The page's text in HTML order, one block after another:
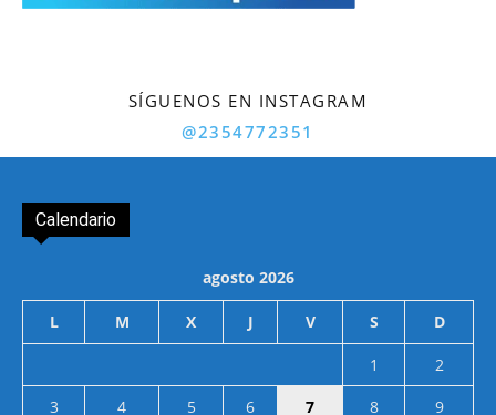
SÍGUENOS EN INSTAGRAM
@2354772351
Calendario
agosto 2026
L M X J V S D
1
2
3
4 5 6 7 8
9